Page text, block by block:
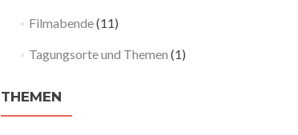
Filmabende(11)
Tagungsorte und Themen (1)
THEMEN